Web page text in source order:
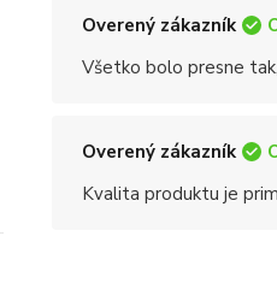
Overený zákazník
Všetko bolo presne
Overený zákazník
Kvalita produktu je